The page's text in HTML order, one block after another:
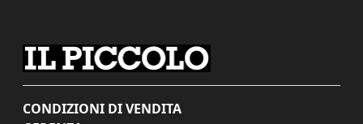
CONDIZIONI DI VENDITA